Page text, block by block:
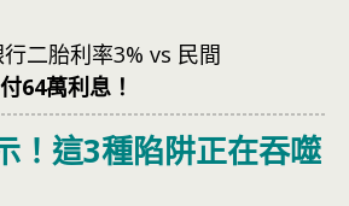
二胎利率3% vs 民間
64萬利息！
！這3種陷阱正在吞噬